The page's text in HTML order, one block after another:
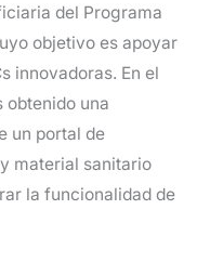
del Programa
objetivo es apoyar
innovadoras. En el
obtenido una
un portal de
material sanitario
la funcionalidad de